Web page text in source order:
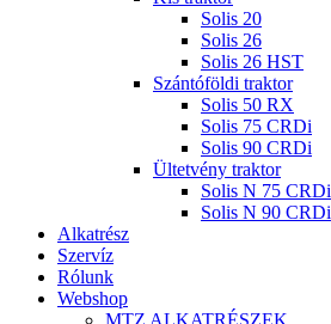
Solis 20
Solis 26
Solis 26 HST
Szántóföldi traktor
Solis 50 RX
Solis 75 CRDi
Solis 90 CRDi
Ültetvény traktor
Solis N 75 CRDi
Solis N 90 CRDi
Alkatrész
Szervíz
Rólunk
Webshop
MTZ ALKATRÉSZEK